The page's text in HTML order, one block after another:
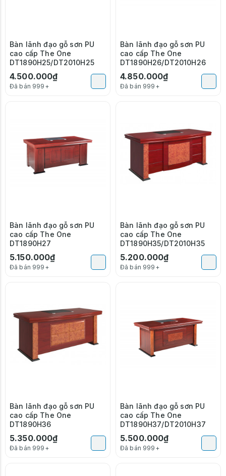
Bàn lãnh đạo gỗ sơn PU
cao cấp The One
DT1890H25/DT2010H25
4.500.000₫
Đã bán 999+
Bàn lãnh đạo gỗ sơn PU
cao cấp The One
DT1890H26/DT2010H26
4.850.000₫
Đã bán 999+
Bàn lãnh đạo gỗ sơn PU
cao cấp The One
DT1890H27
5.150.000₫
Đã bán 999+
Bàn lãnh đạo gỗ sơn PU
cao cấp The One
DT1890H35/DT2010H35
5.200.000₫
Đã bán 999+
Bàn lãnh đạo gỗ sơn PU
cao cấp The One
DT1890H36
5.350.000₫
Đã bán 999+
Bàn lãnh đạo gỗ sơn PU
cao cấp The One
DT1890H37/DT2010H37
5.500.000₫
Đã bán 999+